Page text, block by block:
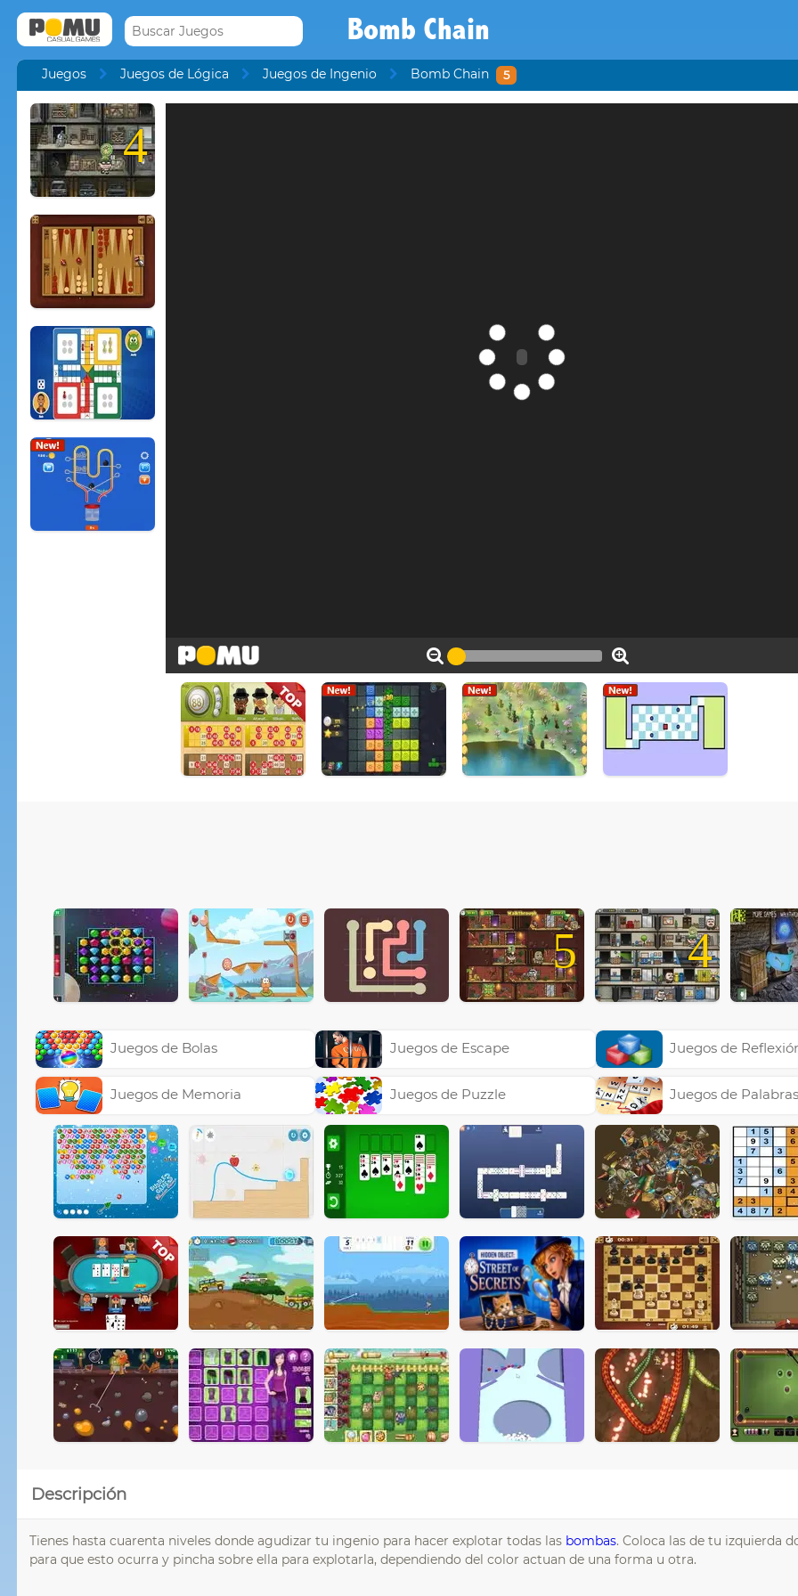
Bomb Chain
Juegos Juegos de Lógica Juegos de Ingenio Bomb Chain 5
4
5 4
Juegos de Bolas
Juegos de Memoria
Juegos de Escape
Juegos de Puzzle
Juegos de
Juegos de
Descripción
Tienes hasta cuarenta niveles donde agudizar tu ingenio para hacer explotar todas las bombas. Coloca las de tu izquierda
para que esto ocurra y pincha sobre ella para explotarla, dependiendo del color actuan de una forma u otra.